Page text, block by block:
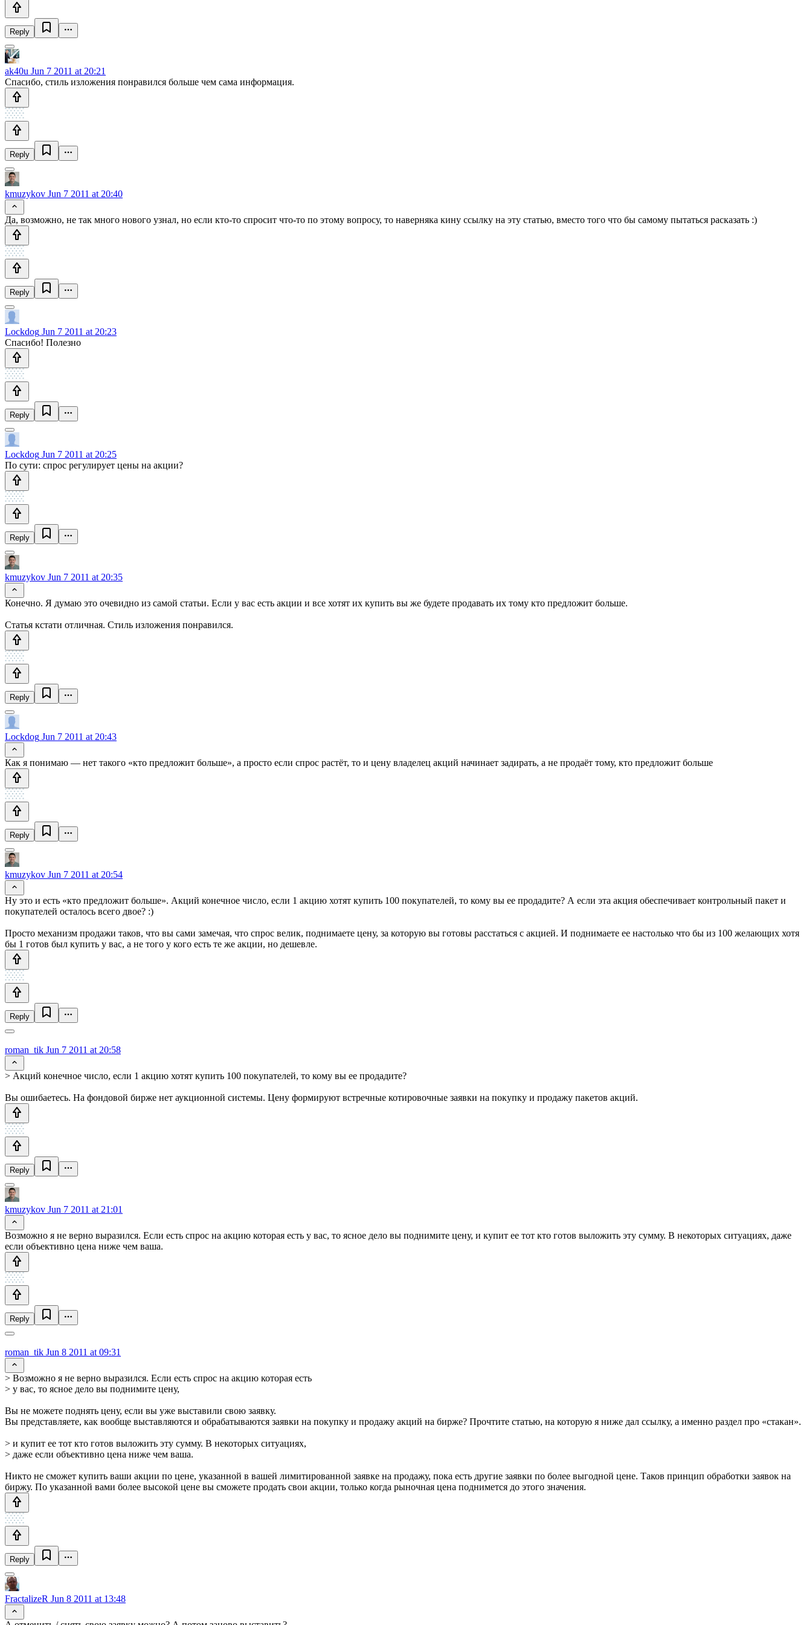
Reply
ak40u Jun 7 2011 at 20:21
Спасибо, стиль изложения понравился больше чем сама информация.
Reply
kmuzykov Jun 7 2011 at 20:40
Да, возможно, не так много нового узнал, но если кто-то спросит что-то по этому вопросу, то наверняка кину ссылку на эту статью, вместо того что бы самому пытаться расказать :)
Reply
Lockdog Jun 7 2011 at 20:23
Спасибо! Полезно
Reply
Lockdog Jun 7 2011 at 20:25
По сути: спрос регулирует цены на акции?
Reply
kmuzykov Jun 7 2011 at 20:35
Конечно. Я думаю это очевидно из самой статьи. Если у вас есть акции и все хотят их купить вы же будете продавать их тому кто предложит больше.
Статья кстати отличная. Стиль изложения понравился.
Reply
Lockdog Jun 7 2011 at 20:43
Как я понимаю — нет такого «кто предложит больше», а просто если спрос растёт, то и цену владелец акций начинает задирать, а не продаёт тому, кто предложит больше
Reply
kmuzykov Jun 7 2011 at 20:54
Ну это и есть «кто предложит больше». Акций конечное число, если 1 акцию хотят купить 100 покупателей, то кому вы ее продадите? А если эта акция обеспечивает контрольный пакет и
покупателей осталось всего двое? :)
Просто механизм продажи таков, что вы сами замечая, что спрос велик, поднимаете цену, за которую вы готовы расстаться с акцией. И поднимаете ее настолько что бы из 100 желающих хотя
бы 1 готов был купить у вас, а не того у кого есть те же акции, но дешевле.
Reply
roman_tik Jun 7 2011 at 20:58
> Акций конечное число, если 1 акцию хотят купить 100 покупателей, то кому вы ее продадите?
Вы ошибаетесь. На фондовой бирже нет аукционной системы. Цену формируют встречные котировочные заявки на покупку и продажу пакетов акций.
Reply
kmuzykov Jun 7 2011 at 21:01
Возможно я не верно выразился. Если есть спрос на акцию которая есть у вас, то ясное дело вы поднимите цену, и купит ее тот кто готов выложить эту сумму. В некоторых ситуациях, даже
если объективно цена ниже чем ваша.
Reply
roman_tik Jun 8 2011 at 09:31
> Возможно я не верно выразился. Если есть спрос на акцию которая есть
> у вас, то ясное дело вы поднимите цену,
Вы не можете поднять цену, если вы уже выставили свою заявку.
Вы представляете, как вообще выставляются и обрабатываются заявки на покупку и продажу акций на бирже? Прочтите статью, на которую я ниже дал ссылку, а именно раздел про «стакан».
> и купит ее тот кто готов выложить эту сумму. В некоторых ситуациях,
> даже если объективно цена ниже чем ваша.
Никто не сможет купить ваши акции по цене, указанной в вашей лимитированной заявке на продажу, пока есть другие заявки по более выгодной цене. Таков принцип обработки заявок на
биржу. По указанной вами более высокой цене вы сможете продать свои акции, только когда рыночная цена поднимется до этого значения.
Reply
FractalizeR Jun 8 2011 at 13:48